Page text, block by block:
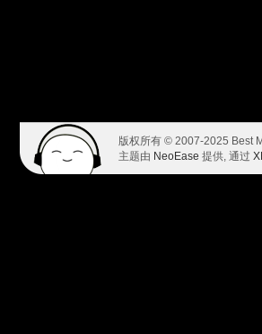
版权所有 © 2007-2025 Best
主题由 NeoEase 提供, 通过